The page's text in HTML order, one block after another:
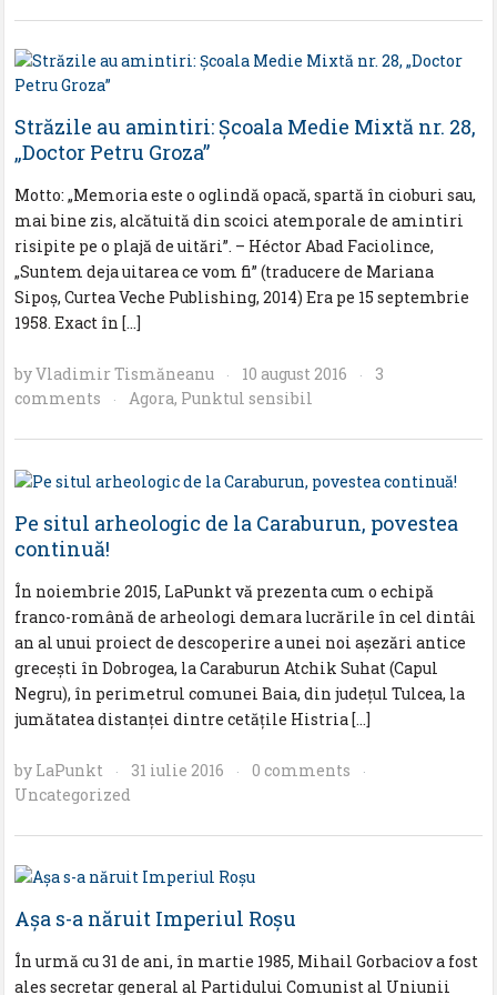
Străzile au amintiri: Şcoala Medie Mixtă nr. 28,
„Doctor Petru Groza”
Motto: „Memoria este o oglindă opacă, spartă în cioburi sau,
mai bine zis, alcătuită din scoici atemporale de amintiri
risipite pe o plajă de uitări”. – Héctor Abad Faciolince,
„Suntem deja uitarea ce vom fi” (traducere de Mariana
Sipoş, Curtea Veche Publishing, 2014) Era pe 15 septembrie
1958. Exact în […]
byVladimir Tismăneanu · 10 august 2016 ·
3
comments
· Agora, Punktul sensibil
Pe situl arheologic de la Caraburun, povestea
continuă!
În noiembrie 2015, LaPunkt vă prezenta cum o echipă
franco-română de arheologi demara lucrările în cel dintâi
an al unui proiect de descoperire a unei noi aşezări antice
greceşti în Dobrogea, la Caraburun Atchik Suhat (Capul
Negru), în perimetrul comunei Baia, din judeţul Tulcea, la
jumătatea distanţei dintre cetăţile Histria […]
by LaPunkt · 31 iulie 2016 · 0 comments ·
Uncategorized
Aşa s-a năruit Imperiul Roşu
În urmă cu 31 de ani, în martie 1985, Mihail Gorbaciov a fost
ales secretar general al Partidului Comunist al Uniunii